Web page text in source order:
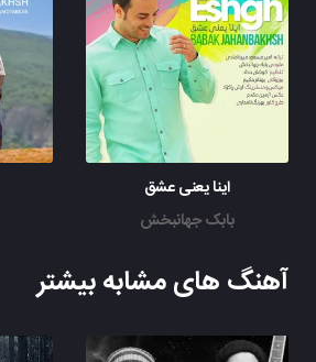
اینا یعنی عشق
بابک جهانبخش
آهنگ های مشابه بیشتر